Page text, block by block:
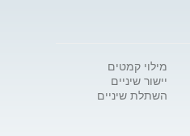
מילוי קמטים
יישור שיניים
השתלת שיניים